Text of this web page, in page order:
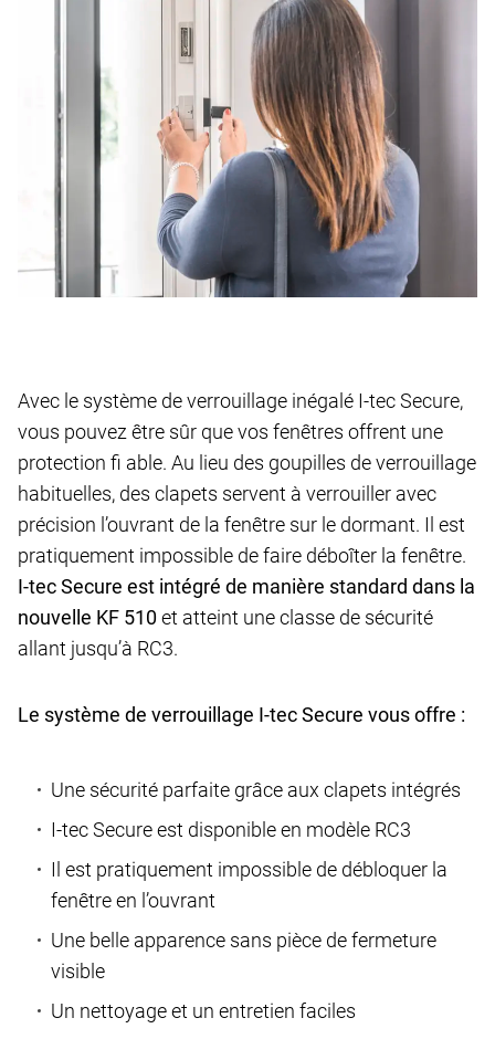
Avec le système de verrouillage inégalé I-tec Secure,
vous pouvez être sûr que vos fenêtres offrent une
protection fi able. Au lieu des goupilles de verrouillage
habituelles, des clapets servent à verrouiller avec
précision l’ouvrant de la fenêtre sur le dormant. Il est
pratiquement impossible de faire déboîter la fenêtre.
I-tec Secure est intégré de manière standard dans la
nouvelle KF 510et atteint une classe de sécurité
allant jusqu’à RC3.
Le système de verrouillage I-tec Secure vous offre :
Une sécurité parfaite grâce aux clapets intégrés
I-tec Secure est disponible en modèle RC3
Il est pratiquement impossible de débloquer la
fenêtre en l’ouvrant
Une belle apparence sans pièce de fermeture
visible
Un nettoyage et un entretien faciles